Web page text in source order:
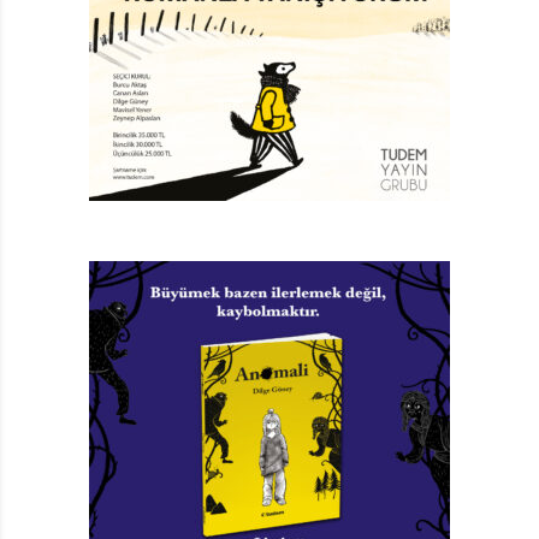
çocukluğunun çizgi romanlarını özlemle anar.
Mahalleye gelen her yeni çizgi roman kitabının elden
ele dolaştığı, değiş tokuş edildiği, çizgi roman kitabına
misket oynandığı günlerdir o günler.
Ender’in (d. 1969) çocukluğunun dergisi ise Milliyet
Çocuk’tur. Hürriyet gazetesinden başka bir gazete veya
ikna edip diğer gazetelerin, Milliyet Çocuk ve Gırgır gibi
dergilerin de şehre getirtilmesini sağlar. Bu sayede
Ender, Milliyet Çocuk’un sayfaları arasında dolaşıp
İsmail Gülgeç’in resimlediği İnce Mehmet ile klasiklerin
çizgi romanlarıyla, Yusuf Atılgan, Sevgi Soysal gibi
yazarların hikâyeleriyle tanışır. Yayın yönetmeni Tarık
Dursun K., sorumlu yazı işleri müdürü ise Ülkü Tamer
olan Milliyet Çocuk, 12 Eylül darbesinin sancılı
yıllarında, diğer çocuklar gibi Ender’i de darbe